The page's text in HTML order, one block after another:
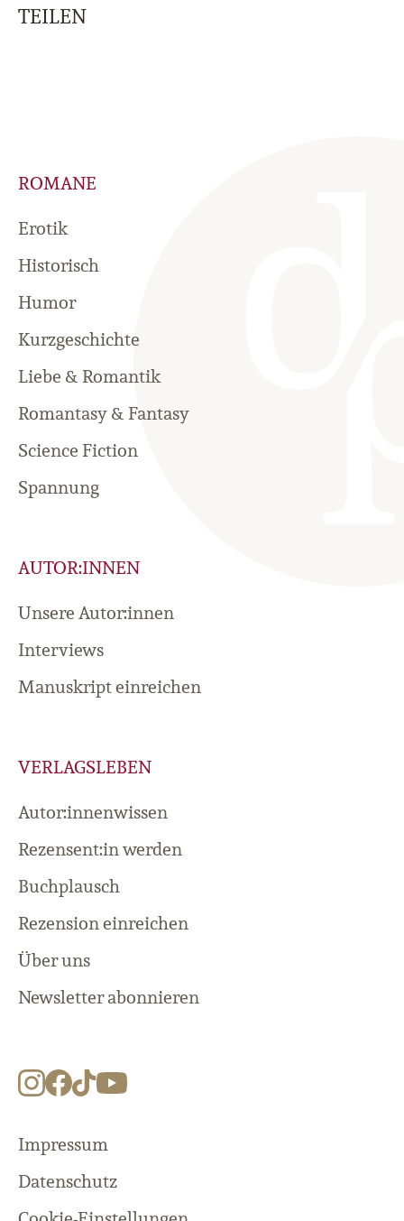
TEILEN
ROMANE
Erotik
Historisch
Humor
Kurzgeschichte
Liebe & Romantik
Romantasy & Fantasy
Science Fiction
Spannung
AUTOR:INNEN
Unsere Autor:innen
Interviews
Manuskript einreichen
VERLAGSLEBEN
Autor:innenwissen
Rezensent:in werden
Buchplausch
Rezension einreichen
Über uns
Newsletter abonnieren
Impressum
Datenschutz